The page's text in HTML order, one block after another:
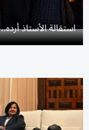
استقالة الأستاذ